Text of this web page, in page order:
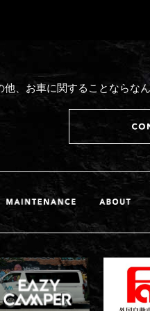
他、お車に関することならな